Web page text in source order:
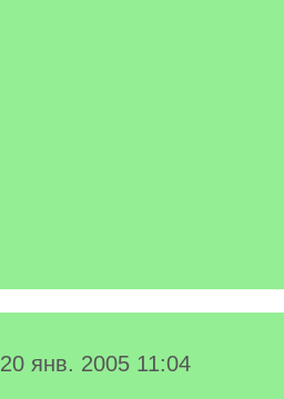
20 янв. 2005 11:04